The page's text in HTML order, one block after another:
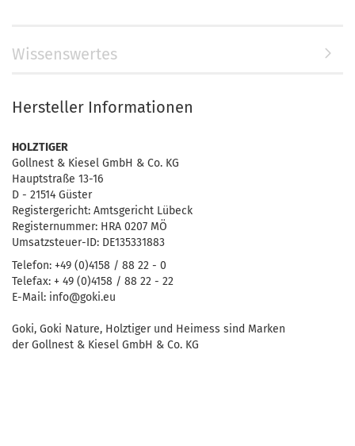
Wissenswertes
Hersteller Informationen
HOLZTIGER
Gollnest & Kiesel GmbH & Co. KG
Hauptstraße 13-16
D - 21514 Güster
Registergericht: Amtsgericht Lübeck
Registernummer: HRA 0207 MÖ
Umsatzsteuer-ID: DE135331883
Telefon: +49 (0)4158 / 88 22 - 0
Telefax: + 49 (0)4158 / 88 22 - 22
E-Mail: info@goki.eu
Goki, Goki Nature, Holztiger und Heimess sind Marken
der Gollnest & Kiesel GmbH & Co. KG